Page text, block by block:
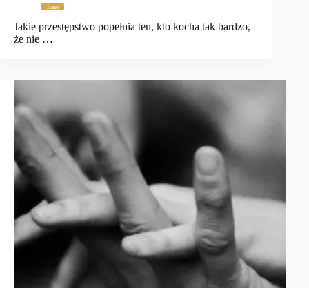
Inne
Jakie przestępstwo popełnia ten, kto kocha tak bardzo,
że nie …